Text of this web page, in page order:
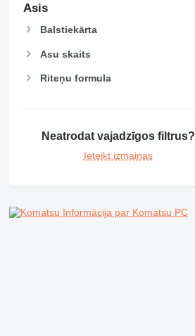
Asis
Balstiekārta
Asu skaits
Riteņu formula
Neatrodat vajadzīgos filtrus?
Ieteikt izmaiņas
Informācija par Komatsu PC